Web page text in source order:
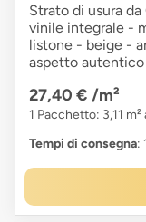
Strato di usura
vinile integrale -
listone - beige -
aspetto autentico
27,40 € /m²
1 Pacchetto: 3,11 m²
Tempi di consegna: